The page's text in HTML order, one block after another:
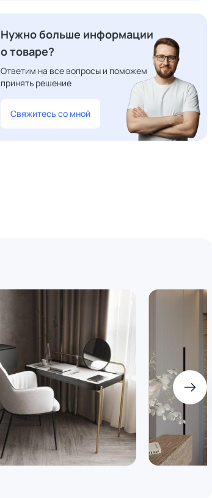
Нужно больше информации
о товаре?
Ответим на все вопросы и поможем
принять решение
Свяжитесь со мной